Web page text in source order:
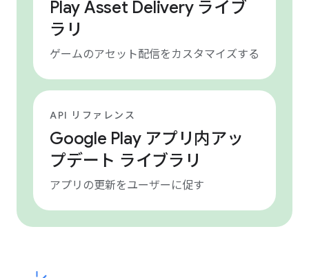
Play Asset Delivery ライブ
ラリ
ゲームのアセット配信をカスタマイズする
API リファレンス
Google Play アプリ内アッ
プデート ライブラリ
アプリの更新をユーザーに促す